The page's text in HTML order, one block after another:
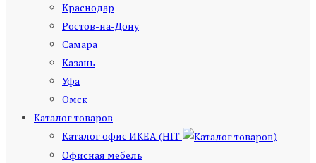
Краснодар
Ростов-на-Дону
Самара
Казань
Уфа
Омск
Каталог товаров
Каталог офис ИКЕА (HIT
)
Офисная мебель